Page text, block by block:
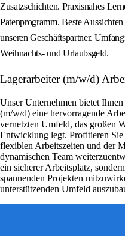
Zusatzschichten. Praxisnahes
Patenprogramm. Beste
unseren Geschäftspartner.
Weihnachts- und Urlaubsgeld.
Lagerarbeiter (m/w/d)
Unser Unternehmen bietet
(m/w/d) eine hervorragende
vernetzten Umfeld, das großen
Entwicklung legt. Profitieren
flexiblen Arbeitszeiten und der
dynamischen Team
ein sicherer Arbeitsplatz,
spannenden Projekten
unterstützenden Umfeld